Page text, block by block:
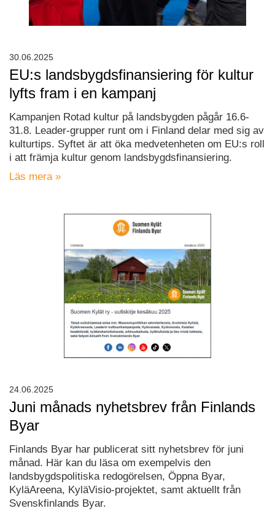
EU:s landsbygdsfinansiering för kultur
lyfts fram i en kampanj
Kampanjen Rotad kultur på landsbygden pågår 16.6-
31.8. Leader-grupper runt om i Finland delar med sig av
kulturtips. Syftet är att öka medvetenheten om EU:s roll
i att främja kultur genom landsbygdsfinansiering.
Läs mera »
30.06.2025
Juni månads nyhetsbrev från Finlands
Byar
Finlands Byar har publicerat sitt nyhetsbrev för juni
månad. Här kan du läsa om exempelvis den
landsbygdspolitiska redogörelsen, Öppna Byar,
KyläAreena, KyläVisio-projektet, samt aktuellt från
Svenskfinlands Byar.
24.06.2025